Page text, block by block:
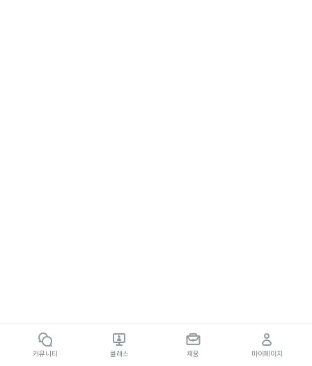
커뮤니티 클래스 채용 마이페이지